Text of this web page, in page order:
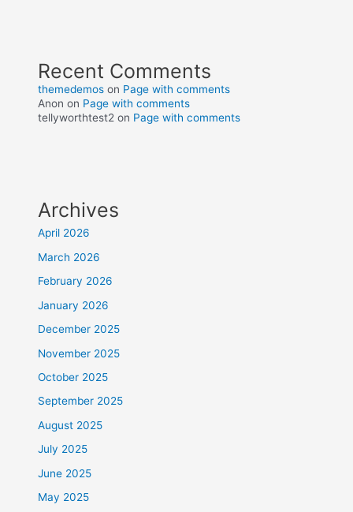
Recent Comments
themedemos on Page with comments
Anon on Page with comments
tellyworthtest2 on Page with comments
Archives
April 2026
March 2026
February 2026
January 2026
December 2025
November 2025
October 2025
September 2025
August 2025
July 2025
June 2025
May 2025